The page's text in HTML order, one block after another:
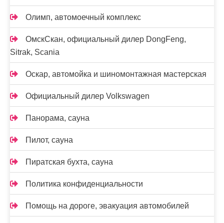
Олимп, автомоечный комплекс
ОмскСкан, официальный дилер DongFeng,
Sitrak, Scania
Оскар, автомойка и шиномонтажная мастерская
Официальный дилер Volkswagen
Панорама, сауна
Пилот, сауна
Пиратская бухта, сауна
Политика конфиденциальности
Помощь на дороге, эвакуация автомобилей